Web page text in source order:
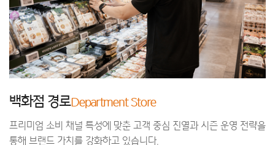
백화점 경로Department Store
프리미엄 소비 채널 특성에 맞춘 고객 중심 진열과 시즌 운영 전략을
통해 브랜드 가치를 강화하고 있습니다.